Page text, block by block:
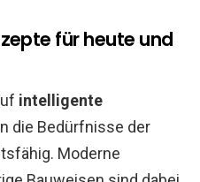
für heute und
intelligente
die Bedürfnisse der
Moderne